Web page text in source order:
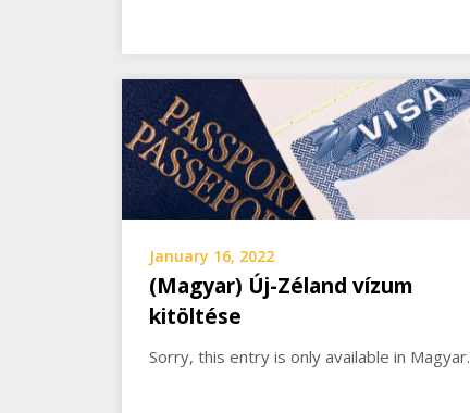
January 16, 2022
(Magyar) Új-Zéland vízum
kitöltése
Sorry, this entry is only available in Magyar.